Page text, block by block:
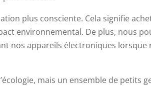
plus consciente. Cela signifie
environnemental. De plus, nous
nos appareils électroniques lorsque
mais un ensemble de petits